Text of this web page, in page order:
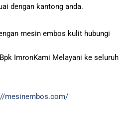
dengan kantong anda.
mesin embos kulit hubungi
ImronKami Melayani ke seluruh
mesinembos.com/